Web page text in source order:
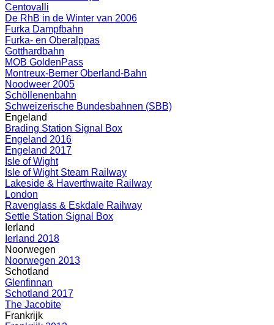
Centovalli
De RhB in de Winter van 2006
Furka Dampfbahn
Furka- en Oberalppas
Gotthardbahn
MOB GoldenPass
Montreux-Berner Oberland-Bahn
Noodweer 2005
Schöllenenbahn
Schweizerische Bundesbahnen (SBB)
Engeland
Brading Station Signal Box
Engeland 2016
Engeland 2017
Isle of Wight
Isle of Wight Steam Railway
Lakeside & Haverthwaite Railway
London
Ravenglass & Eskdale Railway
Settle Station Signal Box
Ierland
Ierland 2018
Noorwegen
Noorwegen 2013
Schotland
Glenfinnan
Schotland 2017
The Jacobite
Frankrijk